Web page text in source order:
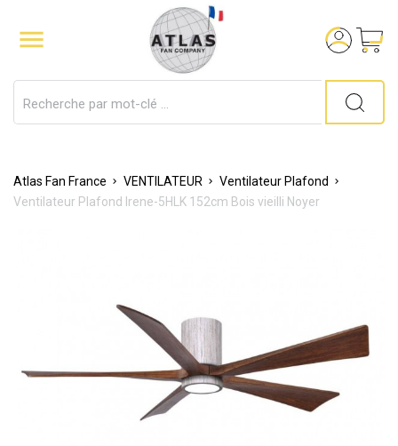

Atlas Fan France VENTILATEUR
Ventilateur Plafond
Ventilateur Plafond Irene-5HLK 152cm Bois vieilli Noyer